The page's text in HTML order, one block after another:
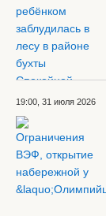
19:00, 31 июля 2026